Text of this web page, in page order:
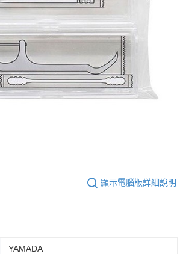
額度；若仍有額度不足之情形，本公司將視審查結果
帳號或使用他人資訊註冊。若發現惡意使用之情形，
將有權停止該用戶之使用額度並採取法律行動。
(由倉庫統一出貨)
含以上)免運費
顯示電腦版詳細說明
YAMADA